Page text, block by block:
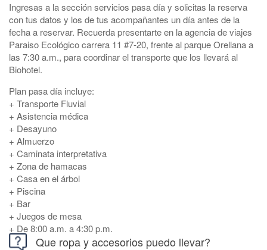
Ingresas a la sección servicios pasa día y solicitas la reserva
con tus datos y los de tus acompañantes un día antes de la
fecha a reservar. Recuerda presentarte en la agencia de viajes
Paraiso Ecológico carrera 11 #7-20, frente al parque Orellana a
las 7:30 a.m., para coordinar el transporte que los llevará al
Biohotel.
Plan pasa día incluye:
+ Transporte Fluvial
+ Asistencia médica
+ Desayuno
+ Almuerzo
+ Caminata interpretativa
+ Zona de hamacas
+ Casa en el árbol
+ Piscina
+ Bar
+ Juegos de mesa
+ De 8:00 a.m. a 4:30 p.m.
Que ropa y accesorios puedo llevar?